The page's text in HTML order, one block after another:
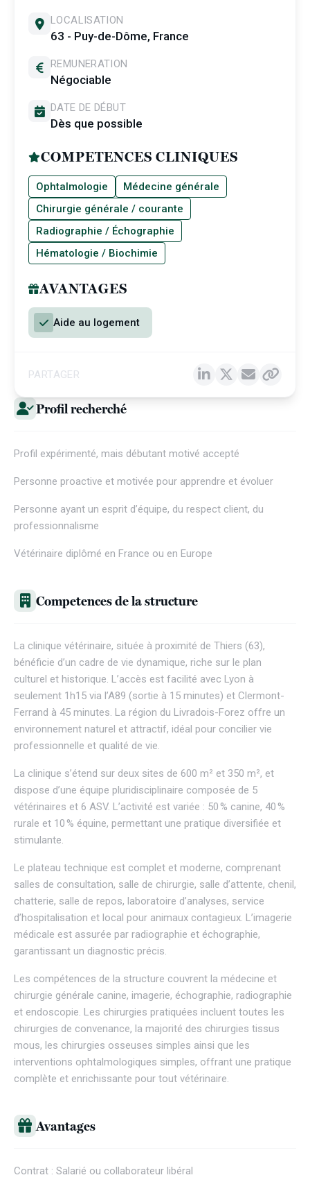
Profil recherché
Profil expérimenté, mais débutant motivé accepté
Personne proactive et motivée pour apprendre et évoluer
Personne ayant un esprit d’équipe, du respect client, du
professionnalisme
Vétérinaire diplômé en France ou en Europe
Competences de la structure
La clinique vétérinaire, située à proximité de Thiers (63),
bénéficie d’un cadre de vie dynamique, riche sur le plan
culturel et historique. L’accès est facilité avec Lyon à
seulement 1h15 via l’A89 (sortie à 15 minutes) et Clermont-
Ferrand à 45 minutes. La région du Livradois-Forez offre un
environnement naturel et attractif, idéal pour concilier vie
professionnelle et qualité de vie.
La clinique s’étend sur deux sites de 600 m² et 350 m², et
dispose d’une équipe pluridisciplinaire composée de 5
vétérinaires et 6 ASV. L’activité est variée : 50 % canine, 40 %
rurale et 10 % équine, permettant une pratique diversifiée et
stimulante.
Le plateau technique est complet et moderne, comprenant
salles de consultation, salle de chirurgie, salle d’attente, chenil,
chatterie, salle de repos, laboratoire d’analyses, service
d’hospitalisation et local pour animaux contagieux. L’imagerie
médicale est assurée par radiographie et échographie,
garantissant un diagnostic précis.
Les compétences de la structure couvrent la médecine et
chirurgie générale canine, imagerie, échographie, radiographie
et endoscopie. Les chirurgies pratiquées incluent toutes les
chirurgies de convenance, la majorité des chirurgies tissus
mous, les chirurgies osseuses simples ainsi que les
interventions ophtalmologiques simples, offrant une pratique
complète et enrichissante pour tout vétérinaire.
Avantages
Contrat : Salarié ou collaborateur libéral
LOCALISATION
63 - Puy-de-Dôme, France
REMUNERATION
Négociable
DATE DE DÉBUT
Dès que possible
COMPETENCES CLINIQUES
Ophtalmologie
Médecine générale
Chirurgie générale / courante
Radiographie / Échographie
Hématologie / Biochimie
AVANTAGES
Aide au logement
PARTAGER